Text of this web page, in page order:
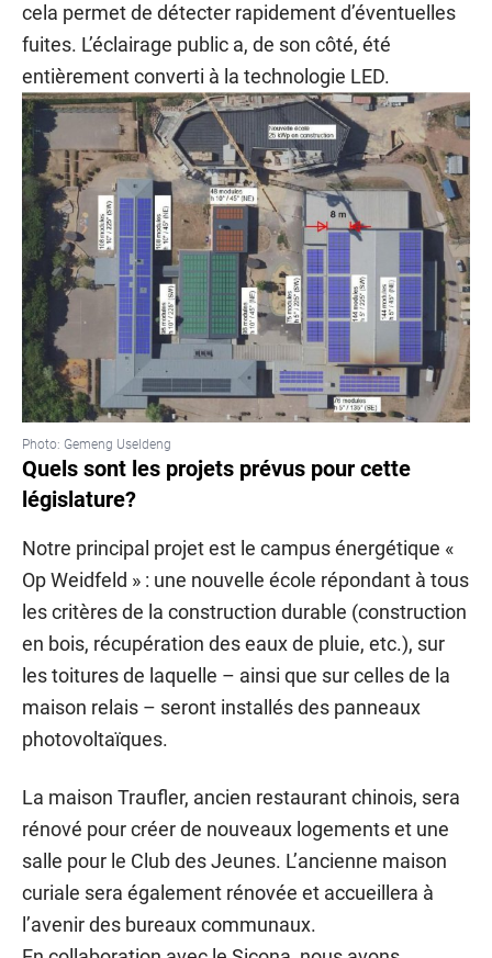
cela permet de détecter rapidement d’éventuelles
fuites. L’éclairage public a, de son côté, été
entièrement converti à la technologie LED.
Photo: Gemeng Useldeng
Quels sont les projets prévus pour cette
législature?
Notre principal projet est le campus énergétique «
Op Weidfeld » : une nouvelle école répondant à tous
les critères de la construction durable (construction
en bois, récupération des eaux de pluie, etc.), sur
les toitures de laquelle – ainsi que sur celles de la
maison relais – seront installés des panneaux
photovoltaïques.
La maison Traufler, ancien restaurant chinois, sera
rénové pour créer de nouveaux logements et une
salle pour le Club des Jeunes. L’ancienne maison
curiale sera également rénovée et accueillera à
l’avenir des bureaux communaux.